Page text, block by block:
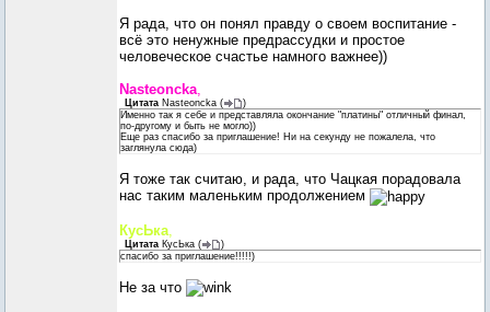
Я рада, что он понял правду о своем воспитание -
всё это ненужные предрассудки и простое
человеческое счастье намного важнее))
Nasteoncka,
Цитата Nasteoncka (
)
Именно так я себе и представляла окончание "платины" отличный финал,
по-другому и быть не могло))
Еще раз спасибо за приглашение! Ни на секунду не пожалела, что
заглянула сюда)
Я тоже так считаю, и рада, что Чацкая порадовала
нас таким маленьким продолжением
КусЬка
Цитата КусЬка (
)
спасибо за приглашение!!!!!)
Не за что